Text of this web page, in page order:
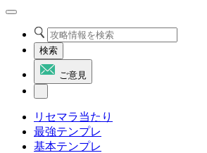
検索
ご意見
リセマラ当たり
最強テンプレ
基本テンプレ